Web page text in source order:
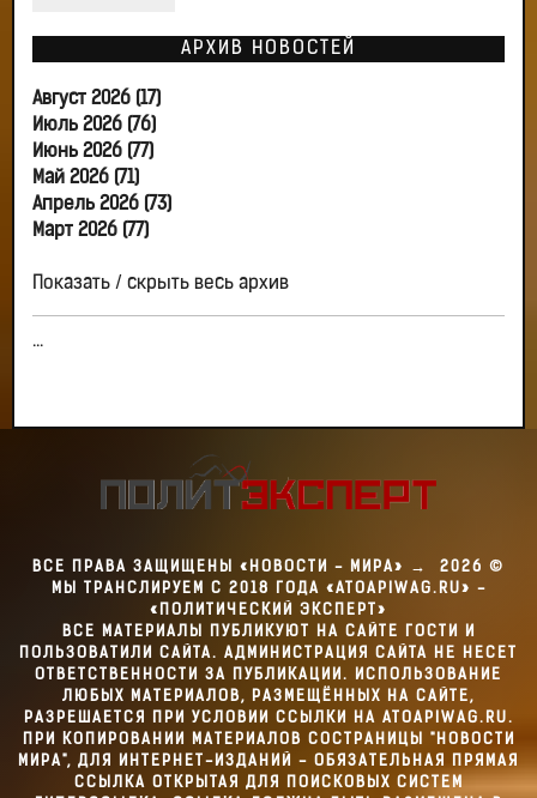
АРХИВ НОВОСТЕЙ
Август 2026 (17)
Июль 2026 (76)
Июнь 2026 (77)
Май 2026 (71)
Апрель 2026 (73)
Март 2026 (77)
Показать / скрыть весь архив
...
ВСЕ ПРАВА ЗАЩИЩЕНЫ «НОВОСТИ - МИРА» → 2026 ©
МЫ ТРАНСЛИРУЕМ С 2018 ГОДА «ATOAPIWAG.RU» -
«ПОЛИТИЧЕСКИЙ ЭКСПЕРТ»
ВСЕ МАТЕРИАЛЫ ПУБЛИКУЮТ НА САЙТЕ ГОСТИ И
ПОЛЬЗОВАТИЛИ САЙТА. АДМИНИСТРАЦИЯ САЙТА НЕ НЕСЕТ
ОТВЕТСТВЕННОСТИ ЗА ПУБЛИКАЦИИ. ИСПОЛЬЗОВАНИЕ
ЛЮБЫХ МАТЕРИАЛОВ, РАЗМЕЩЁННЫХ НА САЙТЕ,
РАЗРЕШАЕТСЯ ПРИ УСЛОВИИ ССЫЛКИ НА ATOAPIWAG.RU.
ПРИ КОПИРОВАНИИ МАТЕРИАЛОВ СОСТРАНИЦЫ "НОВОСТИ
МИРА", ДЛЯ ИНТЕРНЕТ-ИЗДАНИЙ - ОБЯЗАТЕЛЬНАЯ ПРЯМАЯ
ССЫЛКА ОТКРЫТАЯ ДЛЯ ПОИСКОВЫХ СИСТЕМ